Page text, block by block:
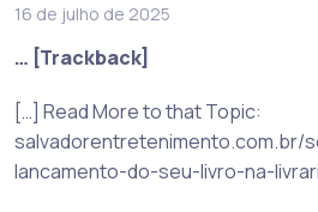
16 de julho de 2025
… [Trackback]
[…] Read More to that Topic:
salvadorentretenimento.com.br/
lancamento-do-seu-livro-na-